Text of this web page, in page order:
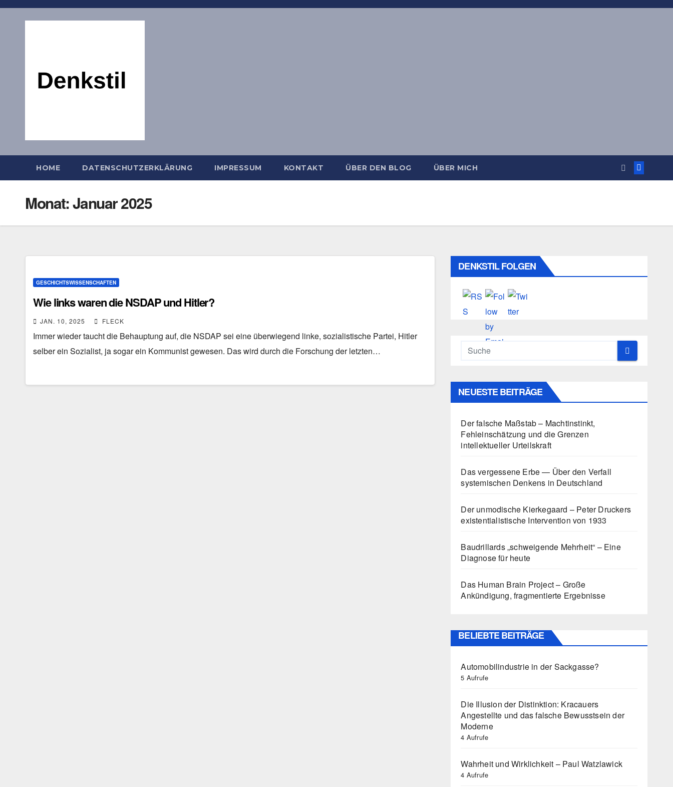
Zum
HOME DATENSCHUTZERKLÄRUNG IMPRESSUM KONTAKT ÜBER DEN BLOG ÜBER MICH
Monat:Januar 2025
GESCHICHTSWISSENSCHAFTEN
Wie links waren die NSDAP und Hitler?
JAN. 10, 2025 FLECK
Immer wieder taucht die Behauptung auf, die NSDAP sei eine überwiegend linke, sozialistische Partei, Hitler
selber ein Sozialist, ja sogar ein Kommunist gewesen. Das wird durch die Forschung der letzten…
DENKSTIL FOLGEN
NEUESTE BEITRÄGE
Der falsche Maßstab – Machtinstinkt,
Fehleinschätzung und die Grenzen
intellektueller Urteilskraft
Das vergessene Erbe — Über den Verfall
systemischen Denkens in Deutschland
Der unmodische Kierkegaard – Peter Druckers
existentialistische Intervention von 1933
Baudrillards „schweigende Mehrheit“ – Eine
Diagnose für heute
Das Human Brain Project – Große
Ankündigung, fragmentierte Ergebnisse
BELIEBTE BEITRÄGE
Automobilindustrie in der Sackgasse?
5 Aufrufe
Die Illusion der Distinktion: Kracauers
Angestellte und das falsche Bewusstsein der
Moderne
4 Aufrufe
Wahrheit und Wirklichkeit – Paul Watzlawick
4 Aufrufe